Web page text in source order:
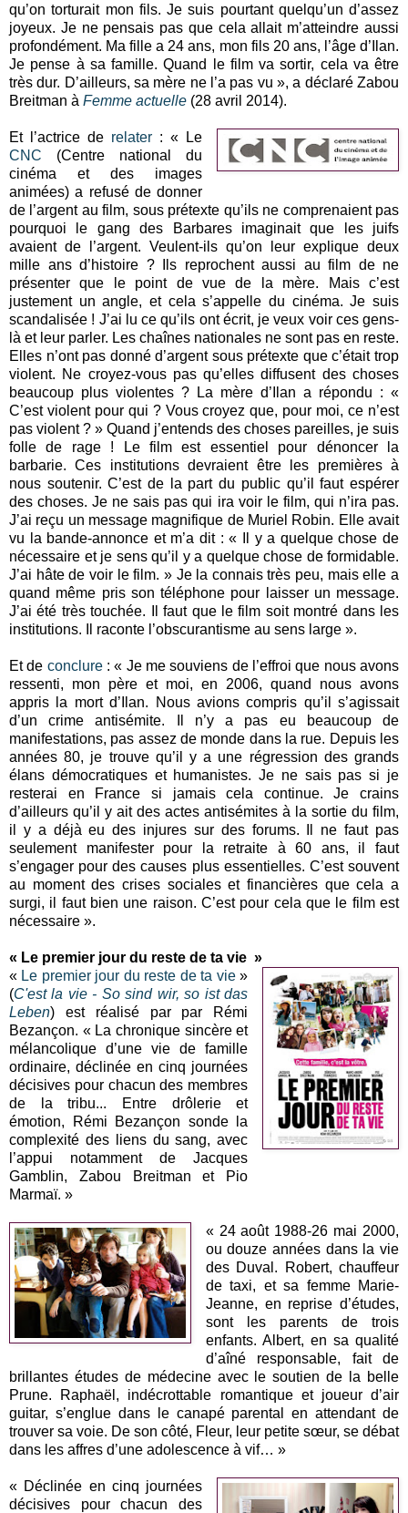
qu’on torturait mon fils. Je suis pourtant quelqu’un d’assez
joyeux. Je ne pensais pas que cela allait m’atteindre aussi
profondément. Ma fille a 24 ans, mon fils 20 ans, l’âge d’Ilan.
Je pense à sa famille. Quand le film va sortir, cela va être
très dur. D’ailleurs, sa mère ne l’a pas vu », a déclaré Zabou
Breitman à Femme actuelle (28 avril 2014).
Et l’actrice de relater : « Le
CNC (Centre national du
cinéma et des images
animées) a refusé de donner
de l’argent au film, sous prétexte qu’ils ne comprenaient pas
pourquoi le gang des Barbares imaginait que les juifs
avaient de l’argent. Veulent-ils qu’on leur explique deux
mille ans d’histoire ? Ils reprochent aussi au film de ne
présenter que le point de vue de la mère. Mais c’est
justement un angle, et cela s’appelle du cinéma. Je suis
scandalisée ! J’ai lu ce qu’ils ont écrit, je veux voir ces gens-
là et leur parler. Les chaînes nationales ne sont pas en reste.
Elles n’ont pas donné d’argent sous prétexte que c’était trop
violent. Ne croyez-vous pas qu’elles diffusent des choses
beaucoup plus violentes ? La mère d’Ilan a répondu : «
C’est violent pour qui ? Vous croyez que, pour moi, ce n’est
pas violent ? » Quand j’entends des choses pareilles, je suis
folle de rage ! Le film est essentiel pour dénoncer la
barbarie. Ces institutions devraient être les premières à
nous soutenir. C’est de la part du public qu’il faut espérer
des choses. Je ne sais pas qui ira voir le film, qui n’ira pas.
J’ai reçu un message magnifique de Muriel Robin. Elle avait
vu la bande-annonce et m’a dit : « Il y a quelque chose de
nécessaire et je sens qu’il y a quelque chose de formidable.
J’ai hâte de voir le film. » Je la connais très peu, mais elle a
quand même pris son téléphone pour laisser un message.
J’ai été très touchée. Il faut que le film soit montré dans les
institutions. Il raconte l’obscurantisme au sens large ».
Et de conclure: « Je me souviens de l’effroi que nous avons
ressenti, mon père et moi, en 2006, quand nous avons
appris la mort d’Ilan. Nous avions compris qu’il s’agissait
d’un crime antisémite. Il n’y a pas eu beaucoup de
manifestations, pas assez de monde dans la rue. Depuis les
années 80, je trouve qu’il y a une régression des grands
élans démocratiques et humanistes. Je ne sais pas si je
resterai en France si jamais cela continue. Je crains
d’ailleurs qu’il y ait des actes antisémites à la sortie du film,
il y a déjà eu des injures sur des forums. Il ne faut pas
seulement manifester pour la retraite à 60 ans, il faut
s’engager pour des causes plus essentielles. C’est souvent
au moment des crises sociales et financières que cela a
surgi, il faut bien une raison. C’est pour cela que le film est
nécessaire ».
« Le premier jour du reste de ta vie »
« Le premier jour du reste de ta vie»
(C'est la vie - So sind wir, so ist das
Leben) est réalisé par par Rémi
Bezançon. « La chronique sincère et
mélancolique d’une vie de famille
ordinaire, déclinée en cinq journées
décisives pour chacun des membres
de la tribu... Entre drôlerie et
émotion, Rémi Bezançon sonde la
complexité des liens du sang, avec
l’appui notamment de Jacques
Gamblin, Zabou Breitman et Pio
Marmaï. »
« 24 août 1988-26 mai 2000,
ou douze années dans la vie
des Duval. Robert, chauffeur
de taxi, et sa femme Marie-
Jeanne, en reprise d’études,
sont les parents de trois
enfants. Albert, en sa qualité
d’aîné responsable, fait de
brillantes études de médecine avec le soutien de la belle
Prune. Raphaël, indécrottable romantique et joueur d’air
guitar, s’englue dans le canapé parental en attendant de
trouver sa voie. De son côté, Fleur, leur petite sœur, se débat
dans les affres d’une adolescence à vif… »
« Déclinée en cinq journées
décisives pour chacun des